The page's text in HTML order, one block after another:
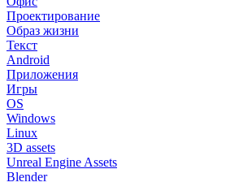
Проектирование
Образ жизни
Текст
Android
Приложения
Игры
OS
Windows
Linux
3D assets
Unreal Engine Assets
Blender